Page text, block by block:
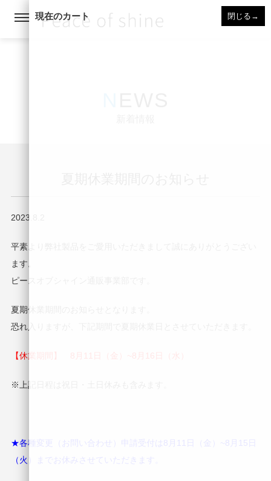
現在のカート 閉じる →
2023.8.2
平素より弊社製品をご愛用いただきまして誠にありがとうござい
ます。
ピースオブシャイン通販事業部です。
夏期休業期間のお知らせとなります。
恐れ入りますが、下記期間で夏期休業日とさせていただきます。
【休業期間】 8月11日（金）~8月16日（水）
※上記日程は祝日・土日休みも含みます。
★各種変更（お問い合わせ）申請受付は8月11日（金）~8月15日
（火）までお休みさせていただきます。